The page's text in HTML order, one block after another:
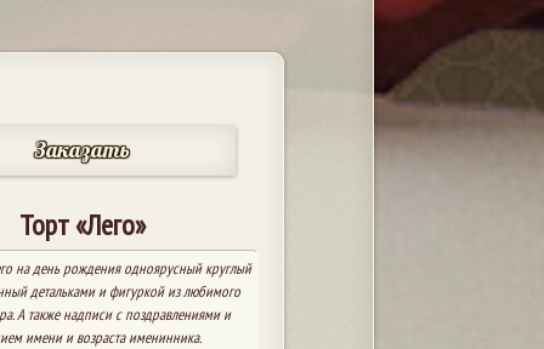
Заказать
Торт «Лего»
на день рождения одноярусный круглый
детальками и фигуркой из любимого
А также надписи с поздравлениями и
имени и возраста именинника.